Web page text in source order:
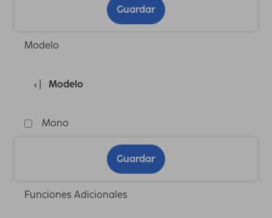
Guardar
Modelo
Modelo
Mono
Guardar
Funciones Adicionales